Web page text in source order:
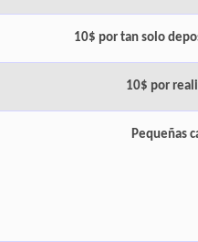
10$ por tan solo
10$ por
Pequeñas